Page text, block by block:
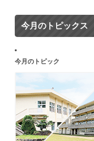
今月のトピックス
今月のトピック